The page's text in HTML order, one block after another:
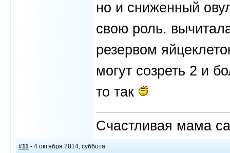
но и сниженный
свою роль.
резервом
могут созреть 2 и
то так
Счастливая мама
#11 - 4 октября 2014, суббота